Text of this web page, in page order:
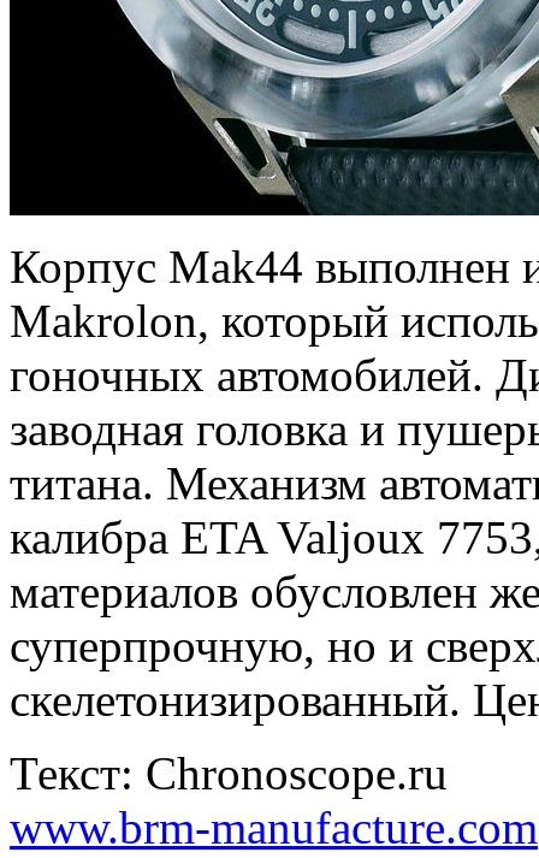
Корпус Mak44 выполнен
Makrolon, который
гоночных автомобилей.
заводная головка и
титана. Механизм
калибра ETA Valjoux
материалов обусловлен
суперпрочную, но и
скелетонизированный.
Текст: Chronoscope.ru
www.brm-manufacture.com